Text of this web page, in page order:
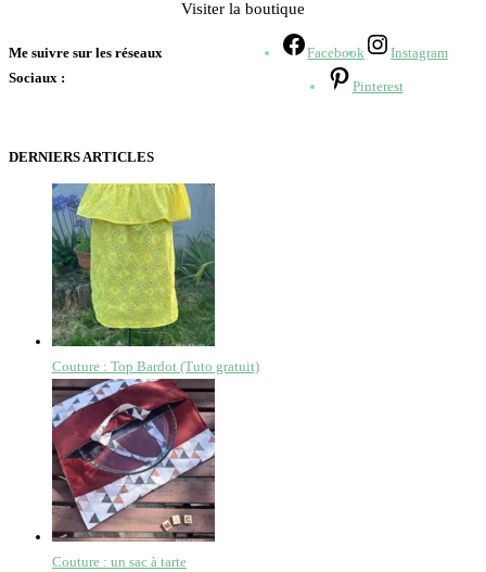
Visiter la boutique
Me suivre sur les réseaux
Sociaux :
Facebook Instagram
Pinterest
DERNIERS ARTICLES
Couture : Top Bardot (Tuto gratuit)
Couture : un sac à tarte